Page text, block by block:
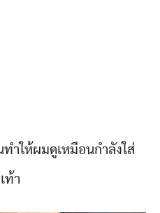
ำให้ผมดูเหมือนกำลังใส่
ท้า